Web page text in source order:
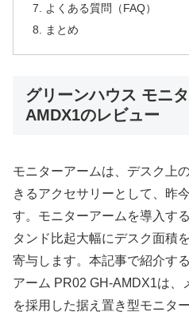
よくある質問（FAQ）
まとめ
グリーンハウス モニ
AMDX1のレビュー
モニターアームは、デスク上
きるアクセサリーとして、昨
す。モニターアームを導入す
タンド比起大幅にデスク面積
寄与します。本記事で紹介す
アーム PR02 GH-AMDX1は、
を採用した据え置き型モニタ